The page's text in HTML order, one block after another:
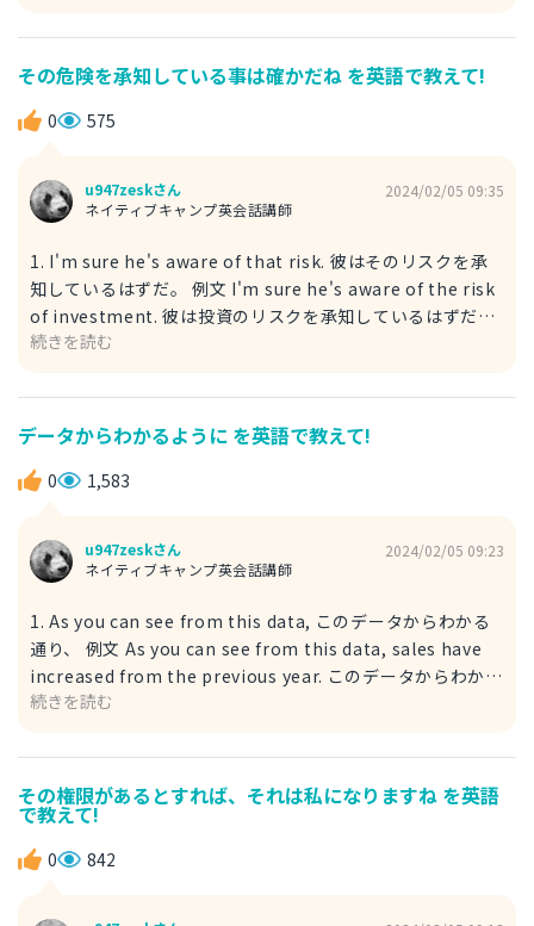
nothing 何もしない sales 売上 increase 増加する If もし
も～ならば changeは「何かが何かに変化する」だけでな
く、状況の変化や改革といった意味での変化を表現したい場
合にも使用ができます。
その危険を承知している事は確かだね を英語で教えて!
0 575
u947zeskさん
ネイティブキャンプ英会話講師
2024/02/05 09:35
1. I'm sure he's aware of that risk. 彼はそのリスクを承
知しているはずだ。 例文 I'm sure he's aware of the risk
of investment. 彼は投資のリスクを承知しているはずだ。
be aware of ～存じる investment 投資 2. There is no
クを理解していることは間違いない。 例文 There is no
doubt that he understands the risk involved on
investment. 彼が投資のリスクを理解していることは間違
いない。 there is no doubt that～ ～は間違いない
続きを読む
データからわかるように を英語で教えて!
0 1,583
u947zeskさん
ネイティブキャンプ英会話講師
2024/02/05 09:23
1. As you can see from this data, このデータからわかる
通り、 例文 As you can see from this data, sales have
increased from the previous year. このデータからわかる
ように、売り上げは前年よりも伸びている。 increase 増加
indicates, データが示す通り、 例文 As the data
indicates, sales have been horizontal from the
previous year. データが示すように、売り上げは前年から
な
続きを読む
その権限があるとすれば、それは私になりますね を英語
で教えて!
0 842